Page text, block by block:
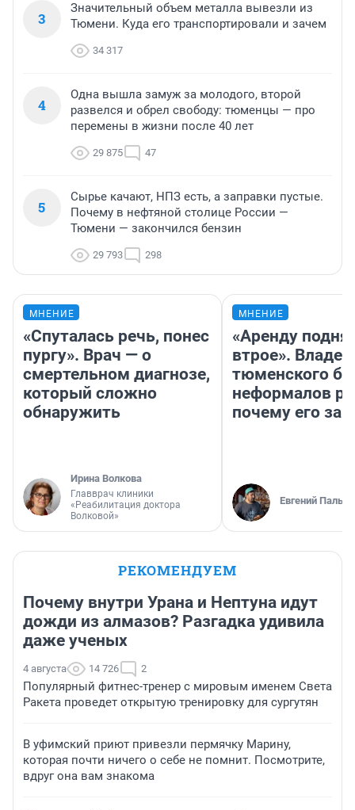
3
Значительный объем металла вывезли из
Тюмени. Куда его транспортировали и зачем
34 317
4
Одна вышла замуж за молодого, второй
развелся и обрел свободу: тюменцы — про
перемены в жизни после 40 лет
29 875 47
5
Сырье качают, НПЗ есть, а заправки пустые.
Почему в нефтяной столице России —
Тюмени — закончился бензин
29 793 298
МНЕНИЕ
«Спуталась речь, понес
пургу». Врач — о
смертельном диагнозе,
который сложно
обнаружить
Ирина Волкова
Главврач клиники
«Реабилитация доктора
Волковой»
МНЕНИЕ
«Аренду
втрое».
тюменского
неформалов
почему его
Евгений
РЕКОМЕНДУЕМ
Почему внутри Урана и Нептуна идут
дожди из алмазов? Разгадка удивила
даже ученых
4 августа 14 726 2
Популярный фитнес-тренер с мировым именем Света
Ракета проведет открытую тренировку для сургутян
В уфимский приют привезли пермячку Марину,
которая почти ничего о себе не помнит. Посмотрите,
вдруг она вам знакома